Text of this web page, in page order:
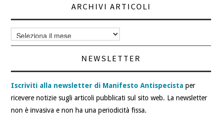
ARCHIVI ARTICOLI
Archivi
articoli
NEWSLETTER
Iscriviti alla newsletter di Manifesto Antispecista per
ricevere notizie sugli articoli pubblicati sul sito web. La newsletter
non è invasiva e non ha una periodicità fissa.